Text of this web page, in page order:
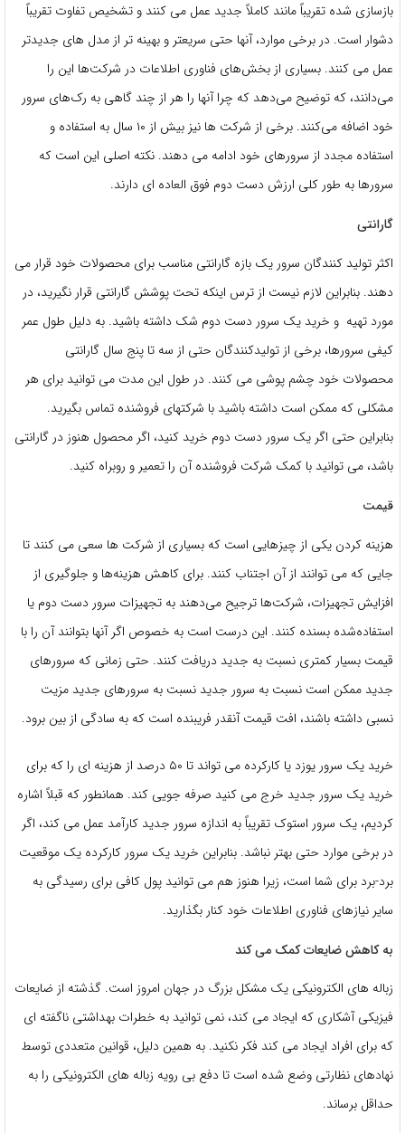
بازسازی شده تقریباً مانند کاملاً جدید عمل می کنند و تشخیص تفاوت تقریباً
دشوار است. در برخی موارد، آنها حتی سریعتر و بهینه تر از مدل های جدیدتر
عمل می کنند. بسیاری از بخش‌های فناوری اطلاعات در شرکت‌ها این را
می‌دانند، که توضیح می‌دهد که چرا آنها را هر از چند گاهی به رک‌های سرور
خود اضافه می‌کنند. برخی از شرکت ها نیز بیش از ۱۰ سال به استفاده و
استفاده مجدد از سرورهای خود ادامه می دهند. نکته اصلی این است که
سرورها به طور کلی ارزش دست دوم فوق العاده ای دارند.
گارانتی
اکثر تولید کنندگان سرور یک بازه گارانتی مناسب برای محصولات خود قرار می
دهند. بنابراین لازم نیست از ترس اینکه تحت پوشش گارانتی قرار نگیرید، در
مورد تهیه و خرید یک سرور دست دوم شک داشته باشید. به دلیل طول عمر
کیفی سرورها، برخی از تولیدکنندگان حتی از سه تا پنج سال گارانتی
محصولات خود چشم پوشی می کنند. در طول این مدت می توانید برای هر
مشکلی که ممکن است داشته باشید با شرکتهای فروشنده تماس بگیرید.
بنابراین حتی اگر یک سرور دست دوم خرید کنید، اگر محصول هنوز در گارانتی
باشد، می توانید با کمک شرکت فروشنده آن را تعمیر و روبراه کنید.
قیمت
هزینه کردن یکی از چیزهایی است که بسیاری از شرکت ها سعی می کنند تا
جایی که می توانند از آن اجتناب کنند. برای کاهش هزینه‌ها و جلوگیری از
افزایش تجهیزات، شرکت‌ها ترجیح می‌دهند به تجهیزات سرور دست دوم یا
استفاده‌شده بسنده کنند. این درست است به خصوص اگر آنها بتوانند آن را با
قیمت بسیار کمتری نسبت به جدید دریافت کنند. حتی زمانی که سرورهای
جدید ممکن است نسبت به سرور جدید نسبت به سرورهای جدید مزیت
نسبی داشته باشند، افت قیمت آنقدر فریبنده است که به سادگی از بین برود.
خرید یک سرور یوزد یا کارکرده می تواند تا ۵۰ درصد از هزینه ای را که برای
خرید یک سرور جدید خرج می کنید صرفه جویی کند. همانطور که قبلاً اشاره
کردیم، یک سرور استوک تقریباً به اندازه سرور جدید کارآمد عمل می کند، اگر
در برخی موارد حتی بهتر نباشد. بنابراین خرید یک سرور کارکرده یک موقعیت
برد-برد برای شما است، زیرا هنوز هم می توانید پول کافی برای رسیدگی به
سایر نیازهای فناوری اطلاعات خود کنار بگذارید.
به کاهش ضایعات کمک می کند
زباله های الکترونیکی یک مشکل بزرگ در جهان امروز است. گذشته از ضایعات
فیزیکی آشکاری که ایجاد می کند، نمی توانید به خطرات بهداشتی ناگفته ای
که برای افراد ایجاد می کند فکر نکنید. به همین دلیل، قوانین متعددی توسط
نهادهای نظارتی وضع شده است تا دفع بی رویه زباله های الکترونیکی را به
حداقل برساند.